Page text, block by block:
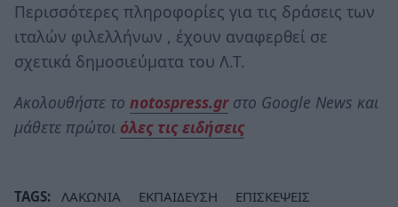
Περισσότερες πληροφορίες για τις δράσεις των
ιταλών φιλελλήνων , έχουν αναφερθεί σε
σχετικά δημοσιεύματα του Λ.Τ.
Ακολουθήστε το notospress.grστο Google News και
μάθετε πρώτοι όλες τις ειδήσεις
TAGS: ΛΑΚΩΝΙΑ ΕΚΠΑΙΔΕΥΣΗ ΕΠΙΣΚΕΨΕΙΣ